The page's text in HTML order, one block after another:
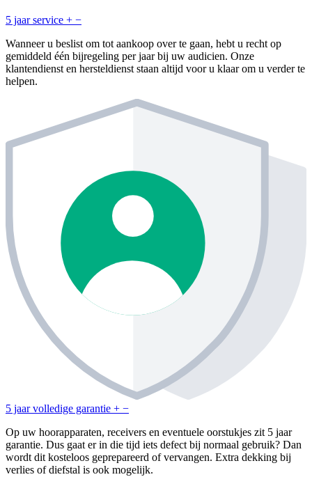
5 jaar service + −
Wanneer u beslist om tot aankoop over te gaan, hebt u recht op
gemiddeld één bijregeling per jaar bij uw audicien. Onze
klantendienst en hersteldienst staan altijd voor u klaar om u verder te
helpen.
5 jaar volledige garantie + −
Op uw hoorapparaten, receivers en eventuele oorstukjes zit 5 jaar
garantie. Dus gaat er in die tijd iets defect bij normaal gebruik? Dan
wordt dit kosteloos geprepareerd of vervangen. Extra dekking bij
verlies of diefstal is ook mogelijk.